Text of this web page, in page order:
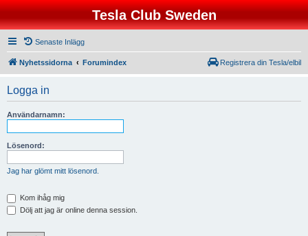
Tesla Club Sweden
Senaste Inlägg
Nyhetssidorna Forumindex Registrera din Tesla/elbil
Logga in
Användarnamn:
Lösenord:
Jag har glömt mitt lösenord.
Kom ihåg mig
Dölj att jag är online denna session.